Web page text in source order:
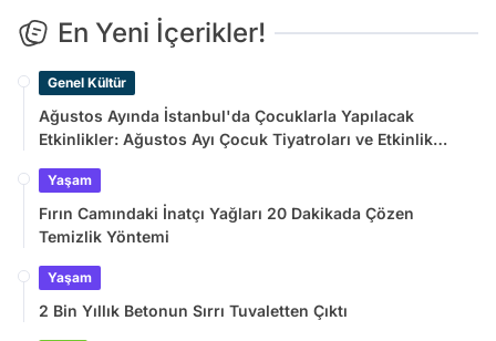
En Yeni İçerikler!
Genel Kültür
Ağustos Ayında İstanbul'da Çocuklarla Yapılacak
Etkinlikler: Ağustos Ayı Çocuk Tiyatroları ve Etkinlik
Yaşam
Fırın Camındaki İnatçı Yağları 20 Dakikada Çözen
Temizlik Yöntemi
Yaşam
2 Bin Yıllık Betonun Sırrı Tuvaletten Çıktı